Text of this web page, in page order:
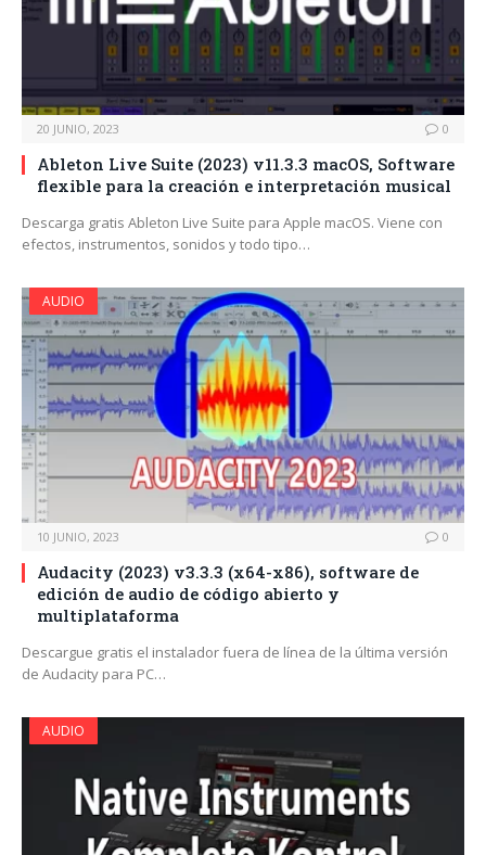
20 JUNIO, 2023 0
Ableton Live Suite (2023) v11.3.3 macOS, Software
flexible para la creación e interpretación musical
Descarga gratis Ableton Live Suite para Apple macOS. Viene con
efectos, instrumentos, sonidos y todo tipo…
AUDIO
10 JUNIO, 2023 0
Audacity (2023) v3.3.3 (x64-x86), software de
edición de audio de código abierto y
multiplataforma
Descargue gratis el instalador fuera de línea de la última versión
de Audacity para PC…
AUDIO